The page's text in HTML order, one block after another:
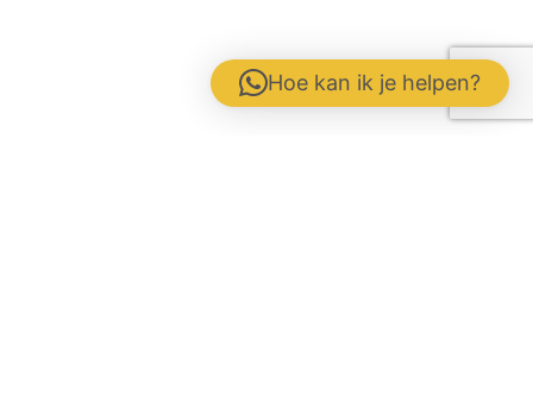
Hoe kan ik je helpen?